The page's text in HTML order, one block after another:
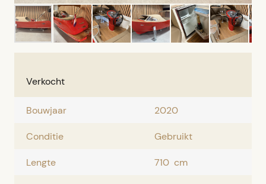
Verkocht
Bouwjaar 2020
Conditie Gebruikt
Lengte 710 cm